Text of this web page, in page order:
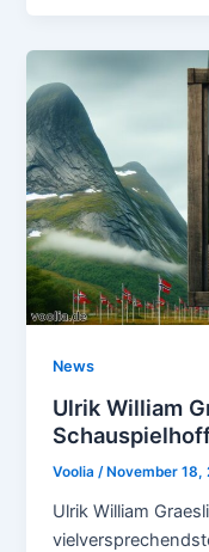
News
Ulrik William
Voolia/ November 18,
Ulrik William